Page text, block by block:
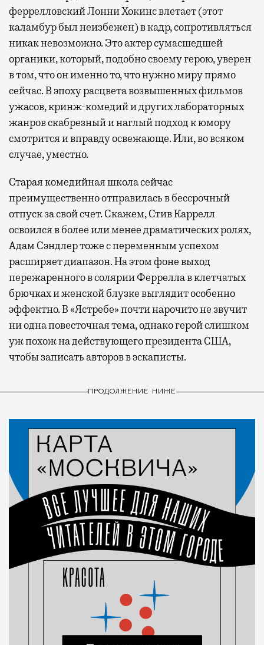
феррелловский Лонни Хокинс влетает (этот
каламбур был неизбежен) в кадр, сопротивляться
никак невозможно. Это актер сумасшедшей
органики, который, подобно своему герою, уверен
в том, что он именно то, что нужно миру прямо
сейчас. В эпоху расцвета возвышенных фильмов
ужасов, кринж-комедий и других лабораторных
жанров скабрезный и наглый подход к юмору
смотрится и вправду освежающе. Или, во всяком
случае, уместно.
Старая комедийная школа сейчас
преимущественно отправилась в бессрочный
отпуск за свой счет. Скажем, Стив Каррелл
освоился в более или менее драматических ролях,
Адам Сэндлер тоже с переменным успехом
расширяет диапазон. На этом фоне выход
пережаренного в солярии Феррелла в клетчатых
брючках и женской блузке выглядит особенно
эффектно. В «Ястребе» почти нарочито не звучит
ни одна повесточная тема, однако герой слишком
уж похож на действующего президента США,
чтобы записать авторов в эскаписты.
ПРОДОЛЖЕНИЕ НИЖЕ